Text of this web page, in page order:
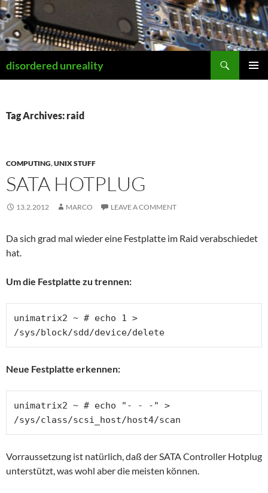
Skip
to
content
disordered unreality
Tag Archives: raid
COMPUTING,UNIX STUFF
SATA HOTPLUG
13.2.2012 MARCO LEAVE A COMMENT
Da sich grad mal wieder eine Festplatte im Raid verabschiedet
hat.
Um die Festplatte zu trennen:
unimatrix2 ~ # echo 1 >
/sys/block/sdd/device/delete
Neue Festplatte erkennen:
unimatrix2 ~ # echo "- - -" >
/sys/class/scsi_host/host4/scan
Vorraussetzung ist natürlich, daß der SATA Controller Hotplug
unterstützt, was wohl aber die meisten können.